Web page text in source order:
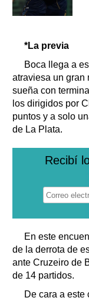
*La previa
Boca llega a
atraviesa un gran
sueña con
los dirigidos por
puntos y a solo
de La Plata.
Recibí
En este
de la derrota de
ante Cruzeiro de
de 14 partidos.
De cara a este